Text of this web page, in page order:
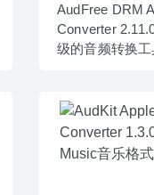
AudFree DRM
Converter
级的音频转换